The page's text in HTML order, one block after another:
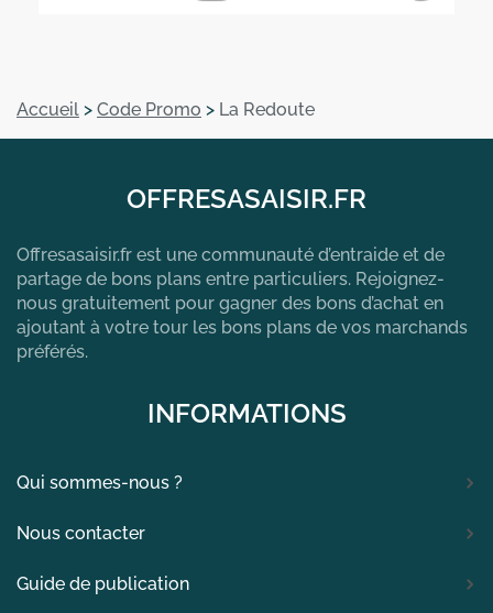
Accueil > Code Promo > La Redoute
OFFRESASAISIR.FR
Offresasaisir.fr est une communauté d’entraide et de
partage de bons plans entre particuliers. Rejoignez-
nous gratuitement pour gagner des bons d’achat en
ajoutant à votre tour les bons plans de vos marchands
préférés.
INFORMATIONS
Qui sommes-nous ?
Nous contacter
Guide de publication